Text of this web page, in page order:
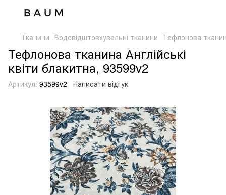
Тканини Водовідштовхувальні тканини Тефлонова
Тефлонова тканина Англійські
квіти блакитна, 93599v2
Артикул: 93599v2 Написати відгук